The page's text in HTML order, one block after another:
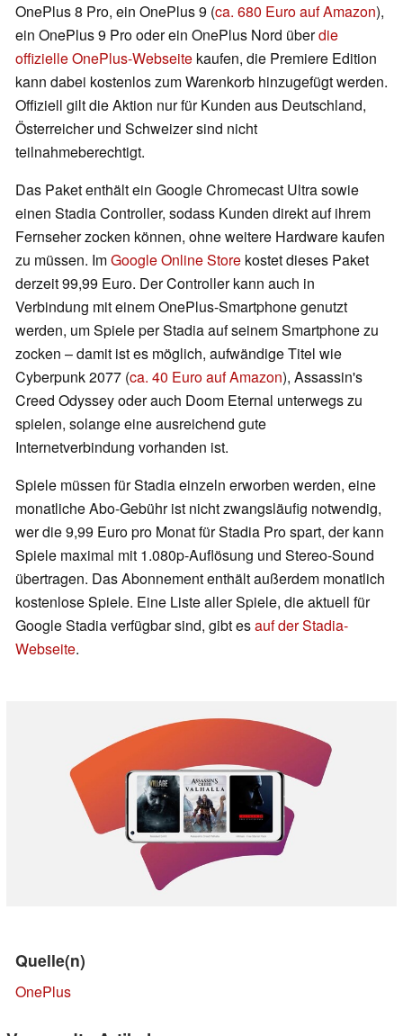
OnePlus 8 Pro, ein OnePlus 9 (ca. 680 Euro auf Amazon),
ein OnePlus 9 Pro oder ein OnePlus Nord überdie
offizielle OnePlus-Webseite kaufen, die Premiere Edition
kann dabei kostenlos zum Warenkorb hinzugefügt werden.
Offiziell gilt die Aktion nur für Kunden aus Deutschland,
Österreicher und Schweizer sind nicht
teilnahmeberechtigt.
Das Paket enthält ein Google Chromecast Ultra sowie
einen Stadia Controller, sodass Kunden direkt auf ihrem
Fernseher zocken können, ohne weitere Hardware kaufen
zu müssen. ImGoogle Online Store kostet dieses Paket
derzeit 99,99 Euro. Der Controller kann auch in
Verbindung mit einem OnePlus-Smartphone genutzt
werden, um Spiele per Stadia auf seinem Smartphone zu
zocken – damit ist es möglich, aufwändige Titel wie
Cyberpunk 2077 (ca. 40 Euro auf Amazon), Assassin's
Creed Odyssey oder auch Doom Eternal unterwegs zu
spielen, solange eine ausreichend gute
Internetverbindung vorhanden ist.
Spiele müssen für Stadia einzeln erworben werden, eine
monatliche Abo-Gebühr ist nicht zwangsläufig notwendig,
wer die 9,99 Euro pro Monat für Stadia Pro spart, der kann
Spiele maximal mit 1.080p-Auflösung und Stereo-Sound
übertragen. Das Abonnement enthält außerdem monatlich
kostenlose Spiele. Eine Liste aller Spiele, die aktuell für
Google Stadia verfügbar sind, gibt esauf der Stadia-
Webseite.
Quelle(n)
OnePlus